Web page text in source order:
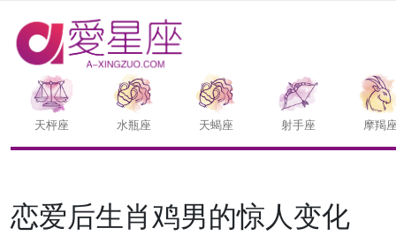
天枰座 水瓶座 天蝎座 射手座 摩羯
恋爱后生肖鸡男的惊人变化